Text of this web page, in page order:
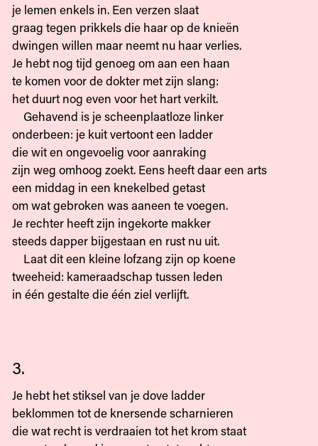
je lemen enkels in. Een verzen slaat
graag tegen prikkels die haar op de knieën
dwingen willen maar neemt nu haar verlies.
Je hebt nog tijd genoeg om aan een haan
te komen voor de dokter met zijn slang:
het duurt nog even voor het hart verkilt.
Gehavend is je scheenplaatloze linker
onderbeen: je kuit vertoont een ladder
die wit en ongevoelig voor aanraking
zijn weg omhoog zoekt. Eens heeft daar een arts
een middag in een knekelbed getast
om wat gebroken was aaneen te voegen.
Je rechter heeft zijn ingekorte makker
steeds dapper bijgestaan en rust nu uit.
Laat dit een kleine lofzang zijn op koene
tweeheid: kameraadschap tussen leden
in één gestalte die één ziel verlijft.
3.
Je hebt het stiksel van je dove ladder
beklommen tot de knersende scharnieren
die wat recht is verdraaien tot het krom staat